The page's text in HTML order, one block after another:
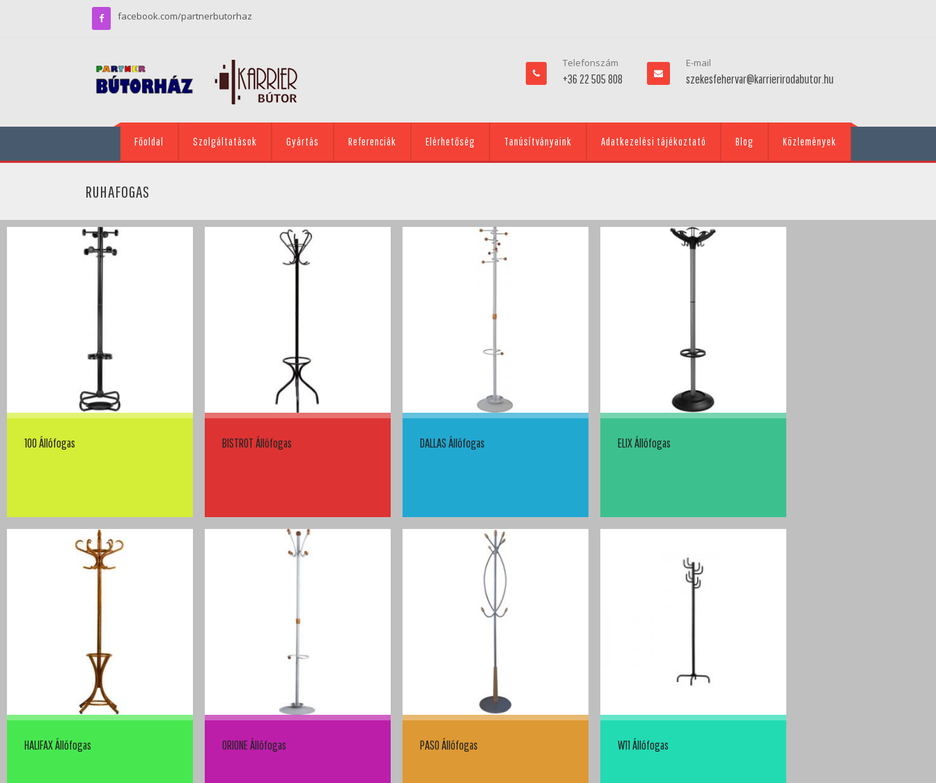
facebook.com/partnerbutorhaz
Telefonszám
+36 22 505 808
E-mail
szekesfehervar@karrierirodabutor.hu
Főoldal Szolgáltatások Gyártás Referenciák Elérhetőség Tanúsítványaink Adatkezelési tájékoztató Blog Közlemények
RUHAFOGAS
100 Állófogas BISTROT Állófogas DALLAS Állófogas ELIX Állófogas
HALIFAX Állófogas ORIONE Állófogas PASO Állófogas W11 Állófogas